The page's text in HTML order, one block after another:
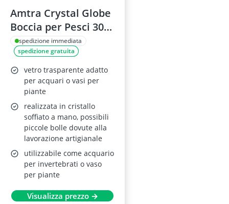
Amtra Crystal Globe
Boccia per Pesci 30
CM
spedizione immediata
spedizione gratuita
vetro trasparente adatto
per acquari o vasi per
piante
realizzata in cristallo
soffiato a mano, possibili
piccole bolle dovute alla
lavorazione artigianale
utilizzabile come acquario
per invertebrati o vaso
per piante
Visualizza prezzo →